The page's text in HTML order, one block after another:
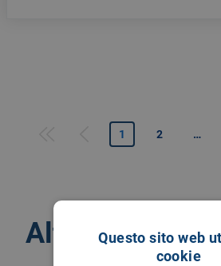
1 2 …
Altri argomenti
Questo sito web
cookie